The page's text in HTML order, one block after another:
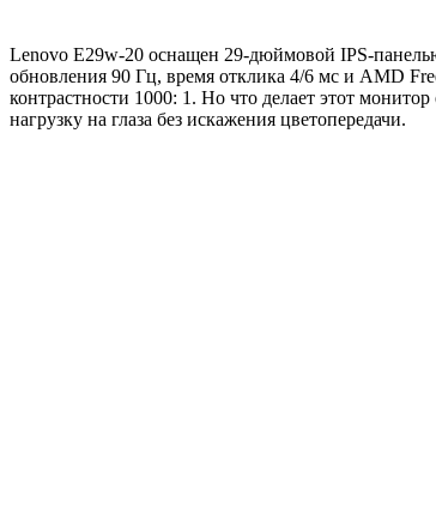
Lenovo E29w-20 оснащен 29-дюймовой IPS-
обновления 90 Гц, время отклика 4/6 мс и AMD
контрастности 1000: 1. Но что делает этот
нагрузку на глаза без искажения цветопередачи.